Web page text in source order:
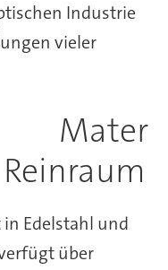
Industrie
vieler
Mater
Edelstahl und
über